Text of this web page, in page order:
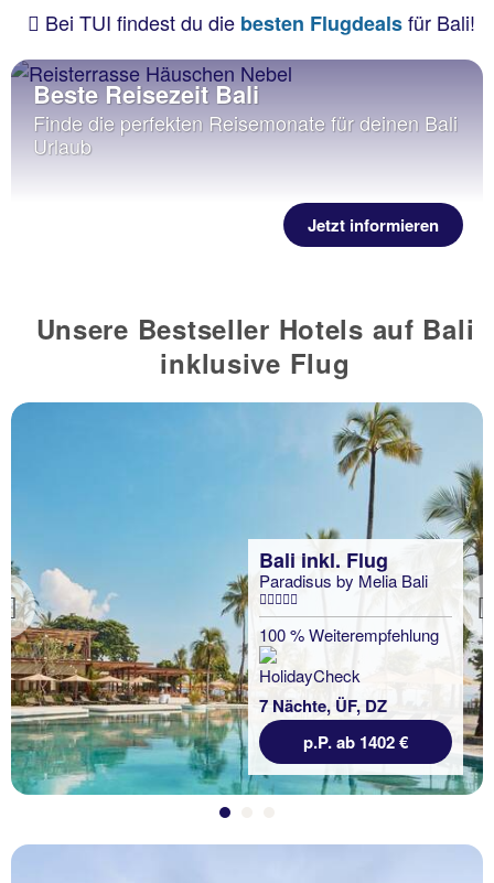
Bei TUI findest du die besten Flugdealsfür Bali!
Beste Reisezeit Bali
Finde die perfekten Reisemonate für deinen Bali
Urlaub
Jetzt informieren
Unsere Bestseller Hotels auf Bali
inklusive Flug
Previous
Bali inkl. Flug
Paradisus by Melia Bali
100 % Weiterempfehlung
7 Nächte, ÜF, DZ
p.P. ab 1402 €